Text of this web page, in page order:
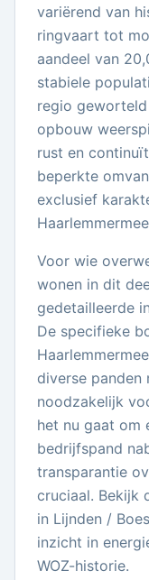
variërend van
ringvaart tot
aandeel van
stabiele
regio
opbouw
rust en
beperkte
exclusief
Voor wie
wonen in dit
gedetailleerde
De specifieke
diverse panden
noodzakelijk
het nu gaat om
bedrijfspand
transparantie
cruciaal. Bekijk
in Lijnden /
inzicht in
WOZ-historie.